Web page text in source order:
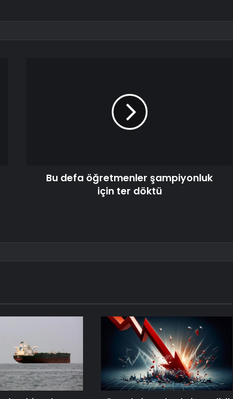
Bu defa öğretmenler şampiyonluk
için ter döktü